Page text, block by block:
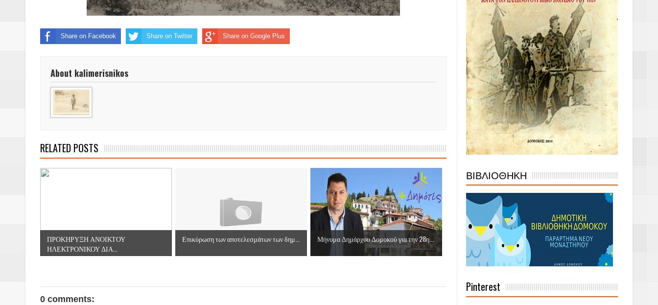
Share on Facebook Share on Twitter Share on Google Plus
About kalimerisnikos
RELATED POSTS
ΠΡΟΚΗΡΥΞΗ ΑΝΟΙΚΤΟΥ
ΗΛΕΚΤΡΟΝΙΚΟΥ ΔΙΑ...
Επικύρωση των αποτελεσμάτων των δημ... Μήνυμα Δημάρχου Δομοκού για την 28η...
0 comments:
ΒΙΒΛΙΟΘΗΚΗ
Pinterest